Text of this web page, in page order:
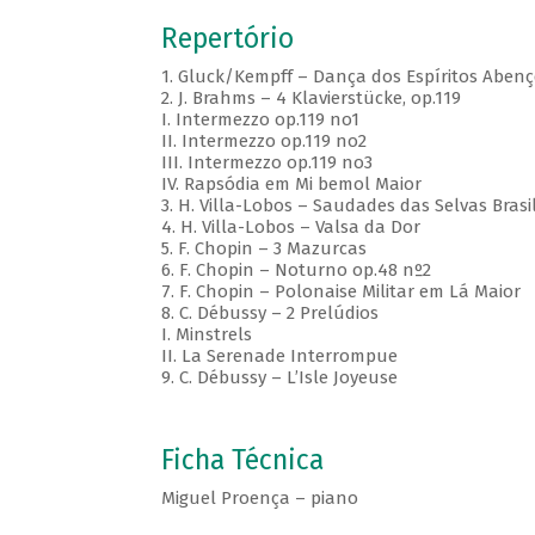
Repertório
1. Gluck/Kempff – Dança dos Espíritos
2. J. Brahms – 4 Klavierstücke, op.119
I. Intermezzo op.119 no1
II. Intermezzo op.119 no2
III. Intermezzo op.119 no3
IV. Rapsódia em Mi bemol Maior
3. H. Villa-Lobos – Saudades das Selvas
4. H. Villa-Lobos – Valsa da Dor
5. F. Chopin – 3 Mazurcas
6. F. Chopin – Noturno op.48 nº2
7. F. Chopin – Polonaise Militar em Lá Maior
8. C. Débussy – 2 Prelúdios
I. Minstrels
II. La Serenade Interrompue
9. C. Débussy – L’Isle Joyeuse
Ficha Técnica
Miguel Proença – piano